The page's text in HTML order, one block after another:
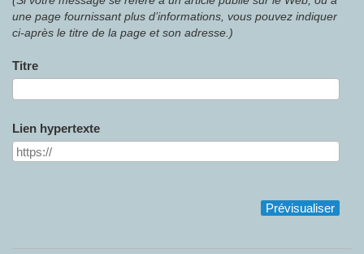
une page fournissant plus d’informations, vous pouvez indiquer
ci-après le titre de la page et son adresse.)
Titre
Lien hypertexte